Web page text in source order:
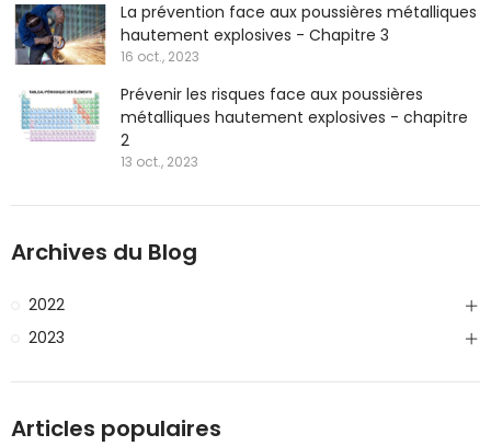
La prévention face aux poussières métalliques
hautement explosives - Chapitre 3
16 oct., 2023
Prévenir les risques face aux poussières
métalliques hautement explosives - chapitre
2
13 oct., 2023
Archives du Blog
2022
2023
Articles populaires